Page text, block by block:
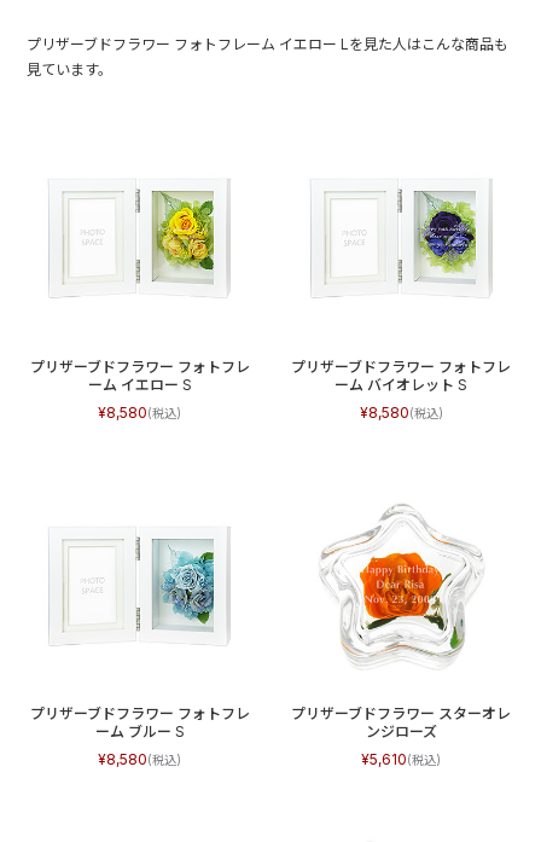
プリザーブドフラワー フォトフレーム イエロー Lを見た人はこんな商品も
見ています。
プリザーブドフラワー フォトフレ
ーム イエロー S
8,580
プリザーブドフラワー フォトフレ
ーム バイオレット S
8,580
プリザーブドフラワー フォトフレ
ーム ブルー S
8,580
プリザーブドフラワー スターオレ
ンジローズ
5,610